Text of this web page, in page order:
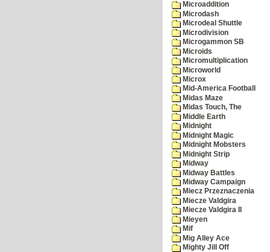
Microaddition
Microdash
Microdeal Shuttle
Microdivision
Microgammon SB
Microids
Micromultiplication
Microworld
Microx
Mid-America Football
Midas Maze
Midas Touch, The
Middle Earth
Midnight
Midnight Magic
Midnight Mobsters
Midnight Strip
Midway
Midway Battles
Midway Campaign
Miecz Przeznaczenia
Miecze Valdgira
Miecze Valdgira II
Mieyen
Mif
Mig Alley Ace
Mighty Jill Off